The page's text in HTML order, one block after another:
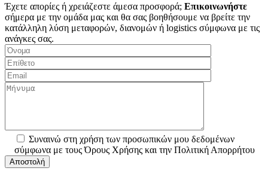
Έχετε απορίες ή χρειάζεστε άμεσα προσφορά; Επικοινωνήστε
σήμερα με την ομάδα μας και θα σας βοηθήσουμε να βρείτε την
κατάλληλη λύση μεταφορών, διανομών ή logistics σύμφωνα με τις
ανάγκες σας.
Συναινώ στη χρήση των προσωπικών μου δεδομένων
σύμφωνα με τους Όρους Χρήσης και την Πολιτική Απορρήτου